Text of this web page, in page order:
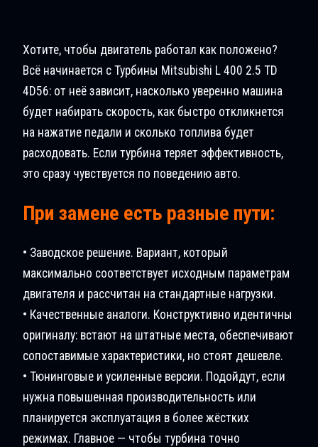
Хотите, чтобы двигатель работал как положено?
Всё начинается с Турбины Mitsubishi L 400 2.5 TD
4D56: от неё зависит, насколько уверенно машина
будет набирать скорость, как быстро откликнется
на нажатие педали и сколько топлива будет
расходовать. Если турбина теряет эффективность,
это сразу чувствуется по поведению авто.
При замене есть разные пути:
• Заводское решение. Вариант, который
максимально соответствует исходным параметрам
двигателя и рассчитан на стандартные нагрузки.
• Качественные аналоги. Конструктивно идентичны
оригиналу: встают на штатные места, обеспечивают
сопоставимые характеристики, но стоят дешевле.
• Тюнинговые и усиленные версии. Подойдут, если
нужна повышенная производительность или
планируется эксплуатация в более жёстких
режимах. Главное — чтобы турбина точно